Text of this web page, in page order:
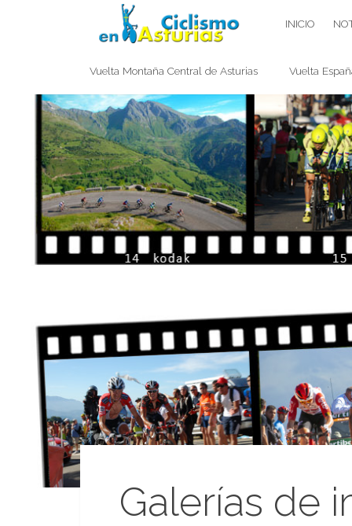
CICLISMO EN ASTURIAS INICIO
Vuelta Montaña Central de Asturias Vuelta
Galerías de